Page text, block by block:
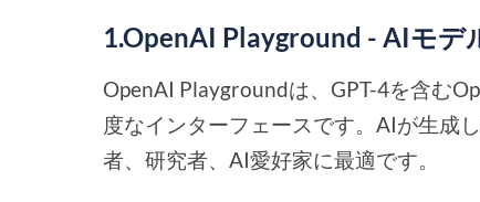
1.OpenAI Playground - AIモデ
OpenAI Playgroundは、GPT-4を含む
度なインターフェースです。AIが生成
者、研究者、AI愛好家に最適です。